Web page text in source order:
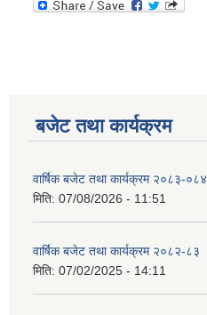
बजेट तथा कार्यक्रम
वार्षिक बजेट तथा कार्यक्रम २०८३-०८४
मिति: 07/08/2026 - 11:51
वार्षिक बजेट तथा कार्यक्रम २०८२-८३
मिति: 07/02/2025 - 14:11